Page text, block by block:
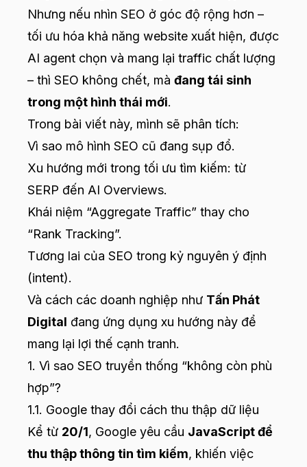
Nhưng nếu nhìn SEO ở góc độ rộng hơn –
tối ưu hóa khả năng website xuất hiện, được
AI agent chọn và mang lại traffic chất lượng
– thì SEO không chết, mà đang tái sinh
trong một hình thái mới.
Trong bài viết này, mình sẽ phân tích:
Vì sao mô hình SEO cũ đang sụp đổ.
Xu hướng mới trong tối ưu tìm kiếm: từ
SERP đến AI Overviews.
Khái niệm “Aggregate Traffic” thay cho
“Rank Tracking”.
Tương lai của SEO trong kỷ nguyên ý định
(intent).
Và cách các doanh nghiệp như Tấn Phát
Digital đang ứng dụng xu hướng này để
mang lại lợi thế cạnh tranh.
1. Vì sao SEO truyền thống “không còn phù
hợp”?
1.1. Google thay đổi cách thu thập dữ liệu
Kể từ 20/1, Google yêu cầu JavaScript để
thu thập thông tin tìm kiếm, khiến việc